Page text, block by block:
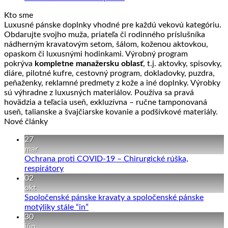
Kto sme
Luxusné pánske doplnky vhodné pre každú vekovú kategóriu.
Obdarujte svojho muža, priateľa či rodinného príslušníka
nádherným kravatovým setom, šálom, koženou aktovkou,
opaskom či luxusnými hodinkami. Výrobný program
pokrýva kompletne manažersku oblasť, t.j. aktovky, spisovky,
diáre, pilotné kufre, cestovný program, dokladovky, puzdra,
peňaženky, reklamné predmety z kože a iné doplnky. Výrobky
sú výhradne z luxusných materiálov. Používa sa pravá
hovädzia a teľacia useň, exkluzívna – ručne tamponovaná
useň, talianske a švajčiarske kovanie a podšívkové materiály.
Nové články
27
mar
Ochrana proti COVID-19 – Chirurgické rúška,
respirátoryŽiadne
Ochrana
proti
02
okt
Spoločenské pánske kravaty a spoločenské pánske
motýliky stále “in”
30
jún